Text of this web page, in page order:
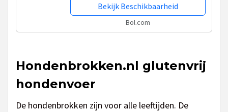
Bekijk Beschikbaarheid
Bol.com
Hondenbrokken.nl glutenvrij
hondenvoer
De hondenbrokken zijn voor alle leeftijden. De